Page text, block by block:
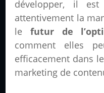
développer, il
attentivement la
lefutur de
comment elles
efficacement dans
marketing de